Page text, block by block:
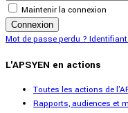
Maintenir la connexion
Connexion
Mot de passe perdu ?
L'APSYEN en actions
Toutes les actions de
Rapports, audiences et